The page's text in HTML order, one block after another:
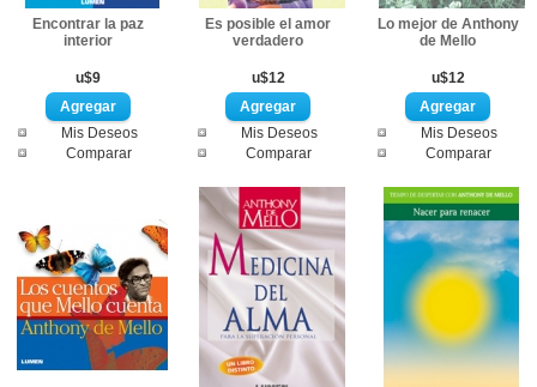
Encontrar la paz
interior
u$9
Mis Deseos
Comparar
Es posible el amor
verdadero
u$12
Mis Deseos
Comparar
Lo mejor de Anthony
de Mello
u$12
Mis Deseos
Comparar